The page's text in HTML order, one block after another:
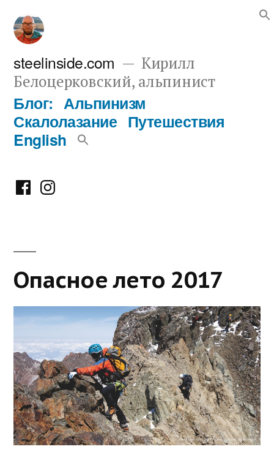
Перейти
содержимому
steelinside.com
Кирилл
Белоцерковский, альпинист
Блог: Альпинизм
Скалолазание Путешествия
English
ФейсбукИнстаграм
Опасное лето 2017